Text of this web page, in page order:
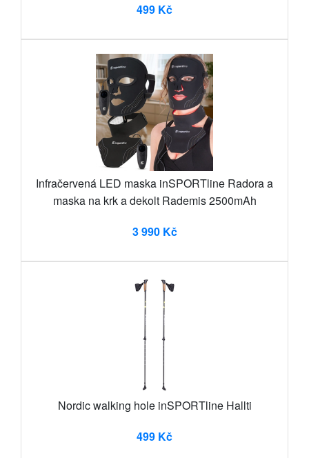
499 Kč
Infračervená LED maska inSPORTline Radora a
maska na krk a dekolt Rademis 2500mAh
3 990 Kč
Nordic walking hole inSPORTline Hallti
499 Kč